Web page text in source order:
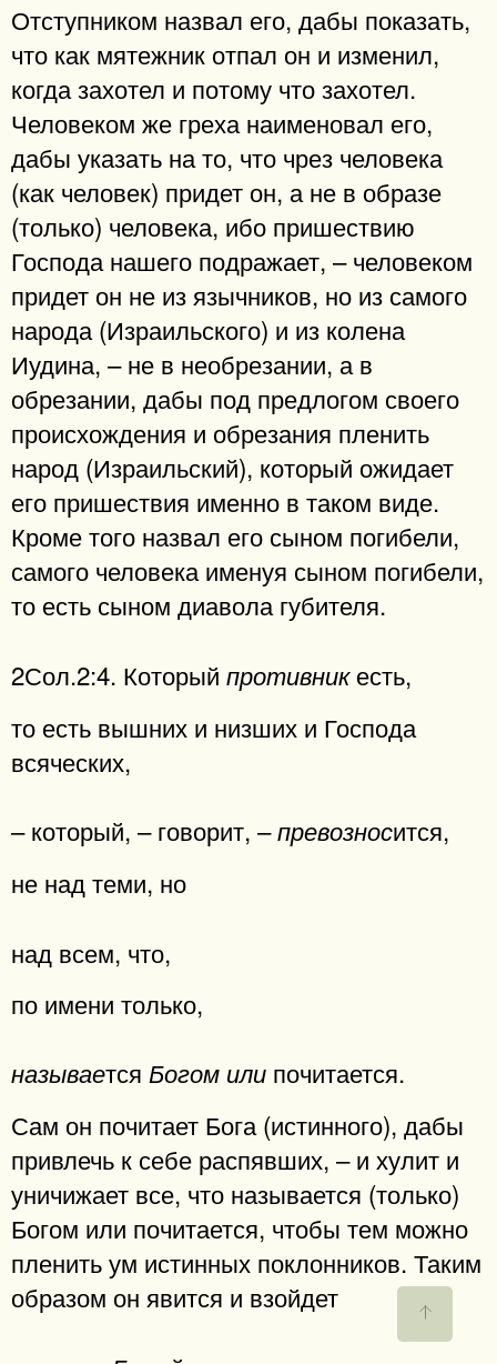
Отступником назвал его, дабы показать,
что как мятежник отпал он и изменил,
когда захотел и потому что захотел.
Человеком же греха наименовал его,
дабы указать на то, что чрез человека
(как человек) придет он, а не в образе
(только) человека, ибо пришествию
Господа нашего подражает, – человеком
придет он не из язычников, но из самого
народа (Израильского) и из колена
Иудина, – не в необрезании, а в
обрезании, дабы под предлогом своего
происхождения и обрезания пленить
народ (Израильский), который ожидает
его пришествия именно в таком виде.
Кроме того назвал его сыном погибели,
самого человека именуя сыном погибели,
то есть сыном диавола губителя.
2Сол.2:4. Который противникесть,
то есть вышних и низших и Господа
всяческих,
– который, – говорит, –превозносится,
не над теми, но
над всем, что,
по имени только,
называется Богом или почитается.
Сам он почитает Бога (истинного), дабы
привлечь к себе распявших, – и хулит и
уничижает все, что называется (только)
Богом или почитается, чтобы тем можно
пленить ум истинных поклонников. Таким
образом он явится и взойдет